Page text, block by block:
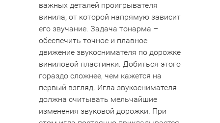
важных деталей проигрывателя
винила, от которой напрямую зависит
его звучание. Задача тонарма –
обеспечить точное и плавное
движение звукоснимателя по дорожке
виниловой пластинки. Добиться этого
гораздо сложнее, чем кажется на
первый взгляд. Игла звукоснимателя
должна считывать мельчайшие
изменения звуковой дорожки. При